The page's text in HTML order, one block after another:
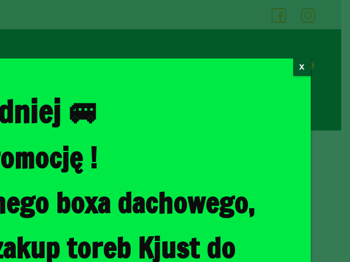
0
/Torby do bagażnika
VOYAGER 2011+ TORBY DO
5 SZT
🚐
!
boxa dachowego,
toreb Kjust do
X